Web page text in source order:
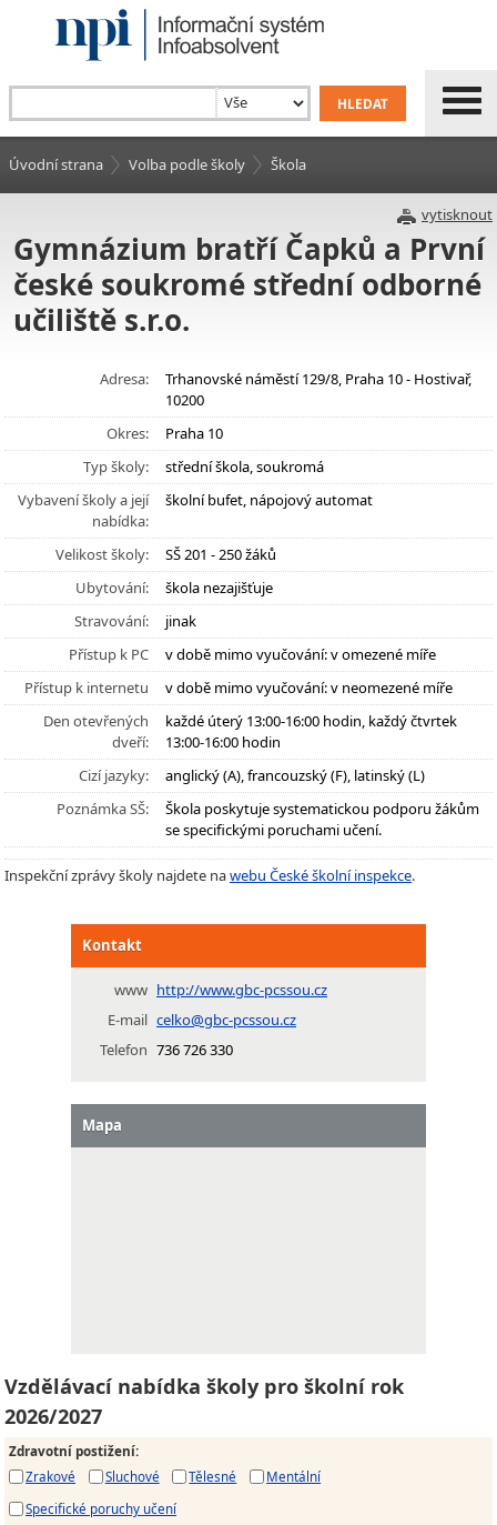
Úvodní strana Volba podle školy Škola
vytisknout
Gymnázium bratří Čapků a První
české soukromé střední odborné
učiliště s.r.o.
Adresa:
Trhanovské náměstí 129/8, Praha 10 - Hostivař,
10200
Okres:
Praha 10
Typ školy:
střední škola, soukromá
Vybavení školy a její
nabídka:
školní bufet, nápojový automat
Velikost školy:
SŠ 201 - 250 žáků
Ubytování:
škola nezajišťuje
Stravování:
jinak
Přístup k PC
v době mimo vyučování: v omezené míře
Přístup k internetu
v době mimo vyučování: v neomezené míře
Den otevřených
dveří:
každé úterý 13:00-16:00 hodin, každý čtvrtek
13:00-16:00 hodin
Cizí jazyky:
anglický (A), francouzský (F), latinský (L)
Poznámka SŠ:
Škola poskytuje systematickou podporu žákům
se specifickými poruchami učení.
Inspekční zprávy školy najdete nawebu České školní inspekce.
Kontakt
www http://www.gbc-pcssou.cz
E-mail celko@gbc-pcssou.cz
Telefon 736 726 330
Mapa
Vzdělávací nabídka školy pro školní rok
2026/2027
Zdravotní postižení:
Zrakové
Sluchové Tělesné
Mentální
Specifické poruchy učení